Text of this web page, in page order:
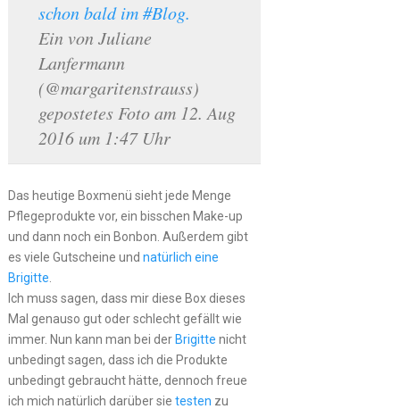
schon bald im #Blog.
Ein von Juliane
Lanfermann
(@margaritenstrauss)
gepostetes Foto am 12. Aug
2016 um 1:47 Uhr
Das heutige Boxmenü sieht jede Menge
Pflegeprodukte vor, ein bisschen Make-up
und dann noch ein Bonbon. Außerdem gibt
es viele Gutscheine und natürlich eine
Brigitte
Ich muss sagen, dass mir diese Box dieses
Mal genauso gut oder schlecht gefällt wie
immer. Nun kann man bei der Brigitte nicht
unbedingt sagen, dass ich die Produkte
unbedingt gebraucht hätte, dennoch freue
ich mich natürlich darüber sie testen zu